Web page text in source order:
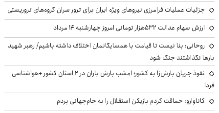
جزئیات عملیات فرامرزی نیروهای ویژه ایران برای ترور سران گروه‌های تروریستی
ارزش سهام عدالت ۵۳۲هزار تومانی امروز چهارشنبه ۱۴ مرداد
روحانی: بنا نیست تا قیامت با همسایگانمان اختلاف داشته باشیم/ رهبر شهید
بارها نگذاشتند جنگ شود
نفوذ جریان بارش‌زا به کشور؛ امشب بارش باران در ۲ استان کشور +هواشناسی
فردا
کاناوارو: حماقت کردم بازیکن استقلال را به جام‌جهانی بردم